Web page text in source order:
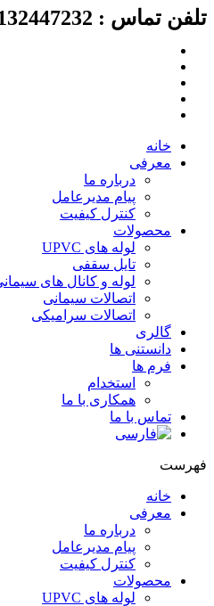
تلفن تماس : 04132447232
خانه
معرفی
درباره ما
پیام مدیرعامل
کنترل کیفیت
محصولات
لوله های UPVC
تایل سقفی
لوله و کانال های سیمانی
اتصالات سیمانی
اتصالات سرامیکی
گالری
دانستنی ها
فرم ها
استخدام
همکاری با ما
تماس با ما
فهرست
خانه
معرفی
درباره ما
پیام مدیرعامل
کنترل کیفیت
محصولات
لوله های UPVC